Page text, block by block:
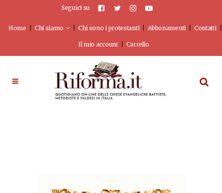
Seguici su
Home Chi siamo Chi sono i protestanti Abbonamenti Contatti
Il mio account Carrello